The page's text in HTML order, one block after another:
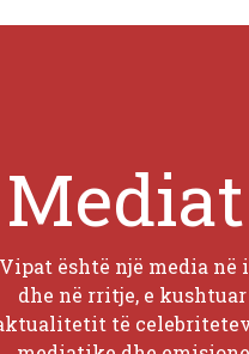
Vipat është një media
dhe në rritje, e
të